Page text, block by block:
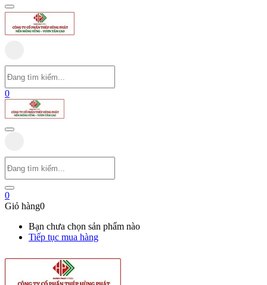
0
0
Giỏ hàng0
Bạn chưa chọn sản phẩm nào
Tiếp tục mua hàng